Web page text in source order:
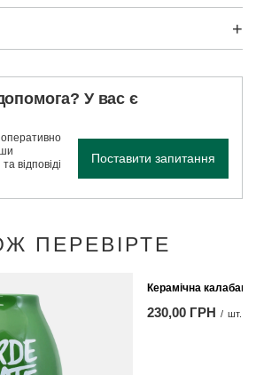
У вас є
відповіді
Поставити запитання
ПЕРЕВІРТЕ
Керамічна калабаш
230,00 ГРН / шт.